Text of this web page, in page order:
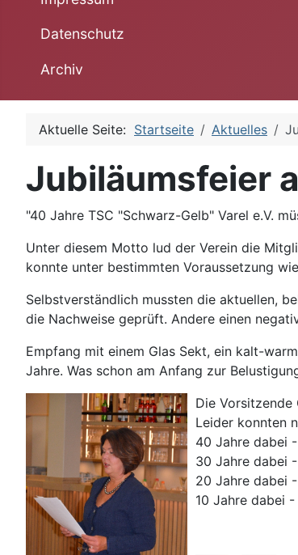
Datenschutz
Archiv
Aktuelle Seite: Startseite Aktuelles
Jubiläumsfeier
"40 Jahre TSC "Schwarz-Gelb" Varel e.V.
Unter diesem Motto lud der Verein die
konnte unter bestimmten Voraussetzung
Selbstverständlich mussten die aktuellen,
die Nachweise geprüft. Andere einen
Empfang mit einem Glas Sekt, ein kalt-
Jahre. Was schon am Anfang zur
Die
Leider konnten
40 Jahre dabei
30 Jahre dabei
20 Jahre dabei
10 Jahre dabei